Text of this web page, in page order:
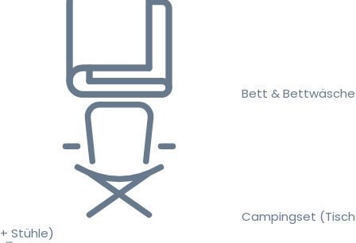
Bett & Bettwäsche
Campingset (Tisch
+ Stühle)